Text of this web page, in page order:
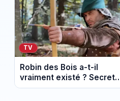
TV
Robin des Bois a-t-il
vraiment existé ? Secrets
d’Histoire mène l’enquête